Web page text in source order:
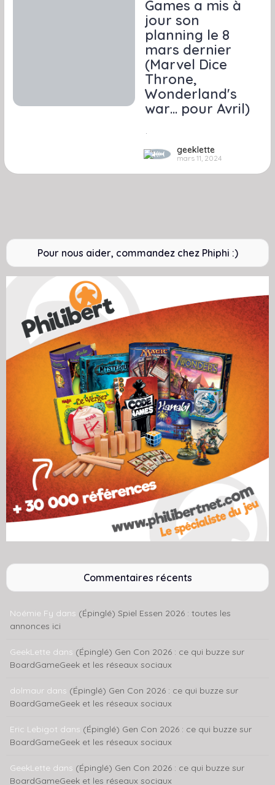
Games a mis à
jour son
planning le 8
mars dernier
(Marvel Dice
Throne,
Wonderland's
war… pour Avril)
.
geeklette
mars 11, 2024
Pour nous aider, commandez chez Phiphi :)
Commentaires récents
Noémie Fy dans (Épinglé) Spiel Essen 2026 : toutes les
annonces ici
GeekLette dans (Épinglé) Gen Con 2026 : ce qui buzze sur
BoardGameGeek et les réseaux sociaux
dolmaur dans (Épinglé) Gen Con 2026 : ce qui buzze sur
BoardGameGeek et les réseaux sociaux
Eric Lebigot dans (Épinglé) Gen Con 2026 : ce qui buzze sur
BoardGameGeek et les réseaux sociaux
GeekLette dans (Épinglé) Gen Con 2026 : ce qui buzze sur
BoardGameGeek et les réseaux sociaux